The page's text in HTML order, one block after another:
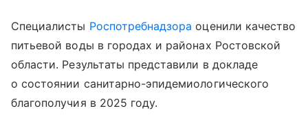
Специалисты Роспотребнадзора оценили качество
питьевой воды в городах и районах Ростовской
области. Результаты представили в докладе
о состоянии санитарно-эпидемиологического
благополучия в 2025 году.